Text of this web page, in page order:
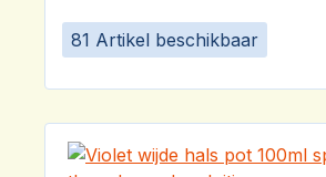
81 Artikel beschikbaar